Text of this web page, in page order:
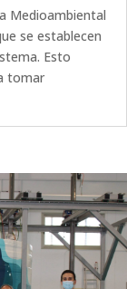
Medioambiental
se establecen
Esto
tomar